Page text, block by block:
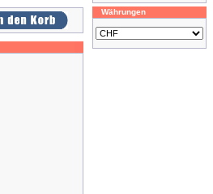
Währungen